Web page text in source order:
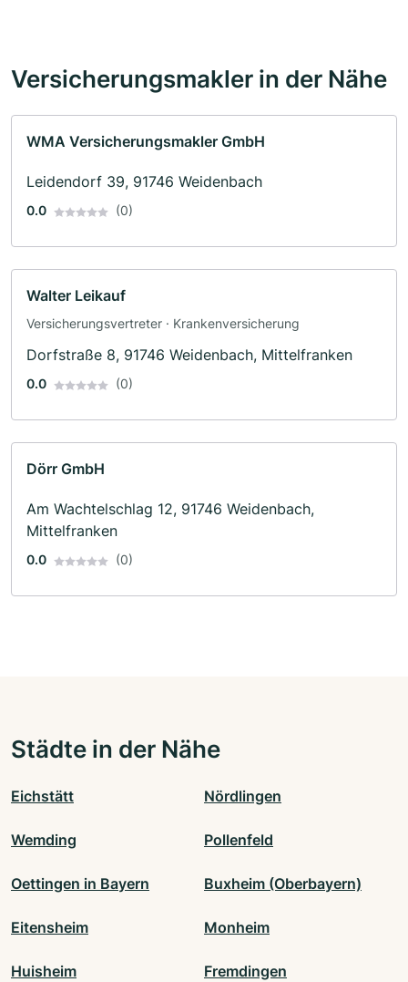
Versicherungsmakler in der Nähe
WMA Versicherungsmakler GmbH
Leidendorf 39, 91746 Weidenbach
0.0 (0)
Walter Leikauf
Versicherungsvertreter · Krankenversicherung
Dorfstraße 8, 91746 Weidenbach, Mittelfranken
0.0 (0)
Dörr GmbH
Am Wachtelschlag 12, 91746 Weidenbach,
Mittelfranken
0.0 (0)
Städte in der Nähe
Eichstätt Nördlingen
Wemding Pollenfeld
Oettingen in Bayern Buxheim (Oberbayern)
Eitensheim Monheim
Huisheim Fremdingen